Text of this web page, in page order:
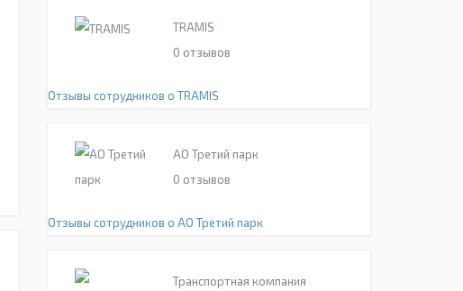
TRAMIS
0 отзывов
Отзывы сотрудников о TRAMIS
АО Третий парк
0 отзывов
Отзывы сотрудников о АО Третий парк
Транспортная компания